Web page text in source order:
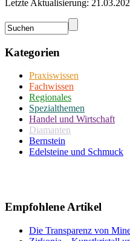
Letzte Aktualisierung:
Kategorien
Praxiswissen
Fachwissen
Regionales
Spezialthemen
Handel und Wirtschaft
Diamanten
Bernstein
Edelsteine und Schmuck
Empfohlene Artikel
Die Transparenz von